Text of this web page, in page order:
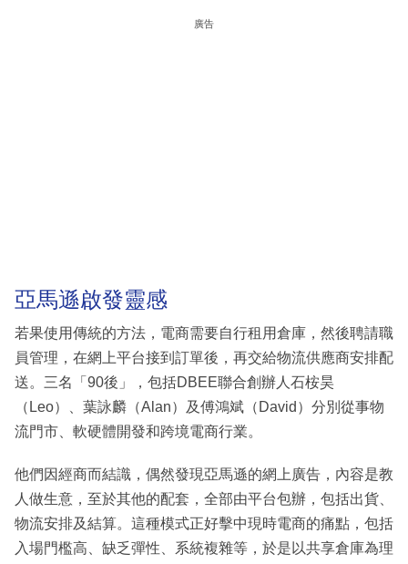
廣告
亞馬遜啟發靈感
若果使用傳統的方法，電商需要自行租用倉庫，然後聘請職
員管理，在網上平台接到訂單後，再交給物流供應商安排配
送。三名「90後」，包括DBEE聯合創辦人石桉昊
（Leo）、葉詠麟（Alan）及傅鴻斌（David）分別從事物
流門市、軟硬體開發和跨境電商行業。
他們因經商而結識，偶然發現亞馬遜的網上廣告，內容是教
人做生意，至於其他的配套，全部由平台包辦，包括出貨、
物流安排及結算。這種模式正好擊中現時電商的痛點，包括
入場門檻高、缺乏彈性、系統複雜等，於是以共享倉庫為理